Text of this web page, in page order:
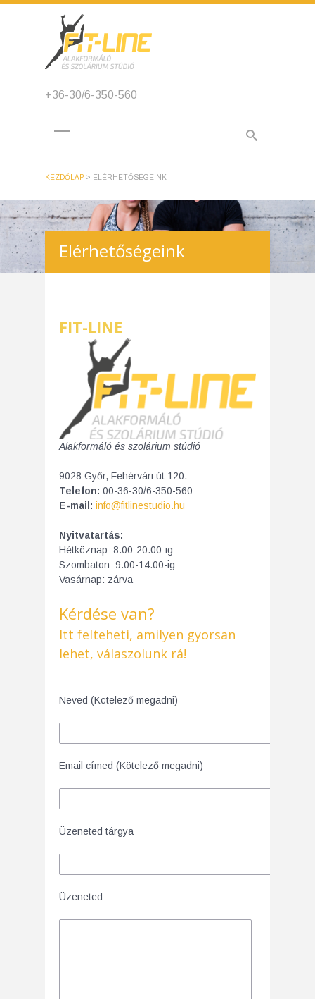
+36-30/6-350-560
KEZDŐLAP > ELÉRHETŐSÉGEINK
Elérhetőségeink
FIT-LINE
Alakformáló és szolárium stúdió
9028 Győr, Fehérvári út 120.
Telefon: 00-36-30/6-350-560
E-mail: info@fitlinestudio.hu
Nyitvatartás:
Hétköznap: 8.00-20.00-ig
Szombaton: 9.00-14.00-ig
Vasárnap: zárva
Kérdése van?
Itt felteheti, amilyen gyorsan
lehet, válaszolunk rá!
Neved (Kötelező megadni)
Email címed (Kötelező megadni)
Üzeneted tárgya
Üzeneted